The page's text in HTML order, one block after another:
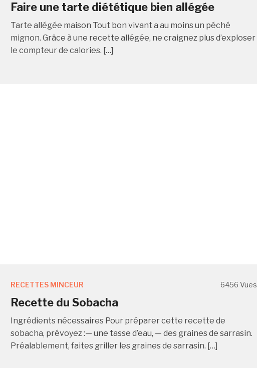
Faire une tarte diététique bien allégée
Tarte allégée maison Tout bon vivant a au moins un péché
mignon. Grâce à une recette allégée, ne craignez plus d’exploser
le compteur de calories. […]
RECETTES MINCEUR 6456 Vues
Recette du Sobacha
Ingrédients nécessaires Pour préparer cette recette de
sobacha, prévoyez :— une tasse d’eau, — des graines de sarrasin.
Préalablement, faites griller les graines de sarrasin. […]